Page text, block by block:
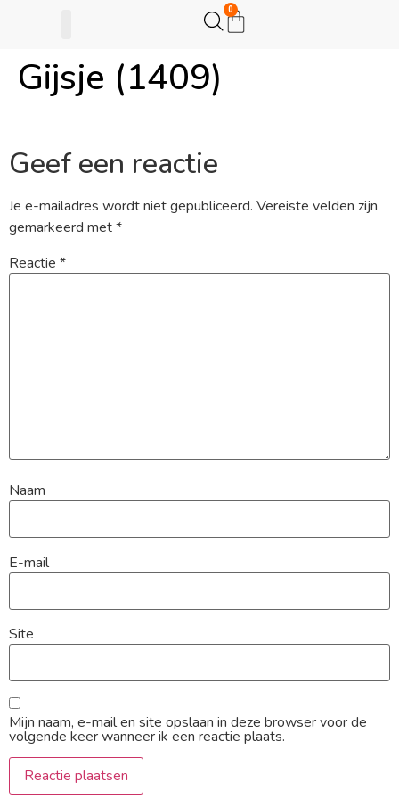
0
Gijsje (1409)
Geef een reactie
Je e-mailadres wordt niet gepubliceerd. Vereiste velden zijn
gemarkeerd met*
Reactie *
Naam
E-mail
Site
Mijn naam, e-mail en site opslaan in deze browser voor de
volgende keer wanneer ik een reactie plaats.